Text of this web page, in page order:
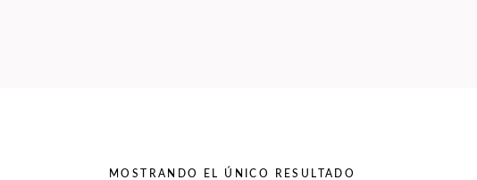
MOSTRANDO EL ÚNICO RESULTADO